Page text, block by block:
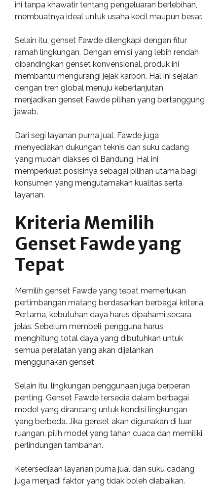
ini tanpa khawatir tentang pengeluaran berlebihan,
membuatnya ideal untuk usaha kecil maupun besar.
Selain itu, genset Fawde dilengkapi dengan fitur
ramah lingkungan. Dengan emisi yang lebih rendah
dibandingkan genset konvensional, produk ini
membantu mengurangi jejak karbon. Hal ini sejalan
dengan tren global menuju keberlanjutan,
menjadikan genset Fawde pilihan yang bertanggung
jawab.
Dari segi layanan purna jual, Fawde juga
menyediakan dukungan teknis dan suku cadang
yang mudah diakses di Bandung. Hal ini
memperkuat posisinya sebagai pilihan utama bagi
konsumen yang mengutamakan kualitas serta
layanan.
Kriteria Memilih
Genset Fawde yang
Tepat
Memilih genset Fawde yang tepat memerlukan
pertimbangan matang berdasarkan berbagai kriteria.
Pertama, kebutuhan daya harus dipahami secara
jelas. Sebelum membeli, pengguna harus
menghitung total daya yang dibutuhkan untuk
semua peralatan yang akan dijalankan
menggunakan genset.
Selain itu, lingkungan penggunaan juga berperan
penting. Genset Fawde tersedia dalam berbagai
model yang dirancang untuk kondisi lingkungan
yang berbeda. Jika genset akan digunakan di luar
ruangan, pilih model yang tahan cuaca dan memiliki
perlindungan tambahan.
Ketersediaan layanan purna jual dan suku cadang
juga menjadi faktor yang tidak boleh diabaikan.